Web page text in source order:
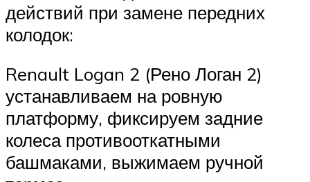
действий при замене передних
колодок:
Renault Logan 2 (Рено Логан 2)
устанавливаем на ровную
платформу, фиксируем задние
колеса противооткатными
башмаками, выжимаем ручной